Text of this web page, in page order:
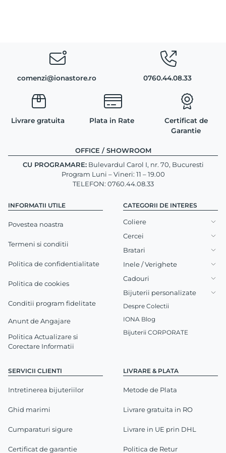
comenzi@ionastore.ro 0760.44.08.33
Livrare gratuita Plata in Rate
Certificat de
Garantie
INFORMATII UTILE
Povestea noastra
Termeni si conditii
Politica de confidentialitate
Politica de cookies
Conditii program fidelitate
Anunt de Angajare
Politica Actualizare si
Corectare Informatii
SERVICII CLIENTI
Intretinerea bijuteriilor
Ghid marimi
Cumparaturi sigure
Certificat de garantie
LIVRARE & PLATA
Metode de Plata
Livrare gratuita in RO
Livrare in UE prin DHL
Politica de Retur
OFFICE / SHOWROOM
CU PROGRAMARE:Bulevardul Carol I, nr. 70, Bucuresti
Program Luni – Vineri: 11 – 19.00
TELEFON: 0760.44.08.33
CATEGORII DE INTERES
Coliere
Cercei
Bratari
Inele / Verighete
Cadouri
Bijuterii personalizate
Despre Colectii
IONA Blog
Bijuterii CORPORATE